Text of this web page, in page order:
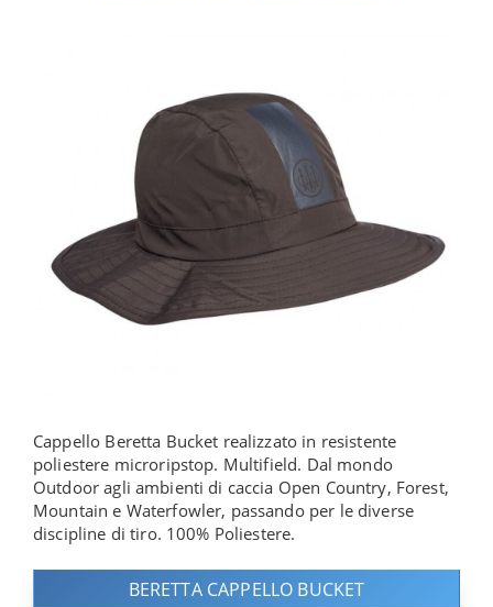
Cappello Beretta Bucket realizzato in resistente
poliestere microripstop. Multifield. Dal mondo
Outdoor agli ambienti di caccia Open Country, Forest,
Mountain e Waterfowler, passando per le diverse
discipline di tiro. 100% Poliestere.
BERETTA CAPPELLO BUCKET